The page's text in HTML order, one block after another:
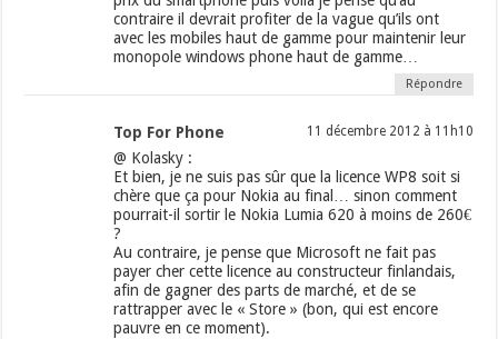
contraire il devrait profiter de la vague qu’ils ont
avec les mobiles haut de gamme pour maintenir leur
monopole windows phone haut de gamme…
Répondre
Top For Phone 11 décembre 2012 à 11h10
@ Kolasky :
Et bien, je ne suis pas sûr que la licence WP8 soit si
chère que ça pour Nokia au final… sinon comment
pourrait-il sortir le Nokia Lumia 620 à moins de 260€
?
Au contraire, je pense que Microsoft ne fait pas
payer cher cette licence au constructeur finlandais,
afin de gagner des parts de marché, et de se
rattrapper avec le « Store » (bon, qui est encore
pauvre en ce moment).